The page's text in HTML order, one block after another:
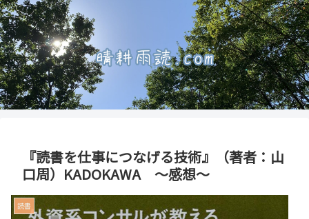
『読書を仕事につなげる技術』（著者：山
口周）KADOKAWA ～感想～
読書